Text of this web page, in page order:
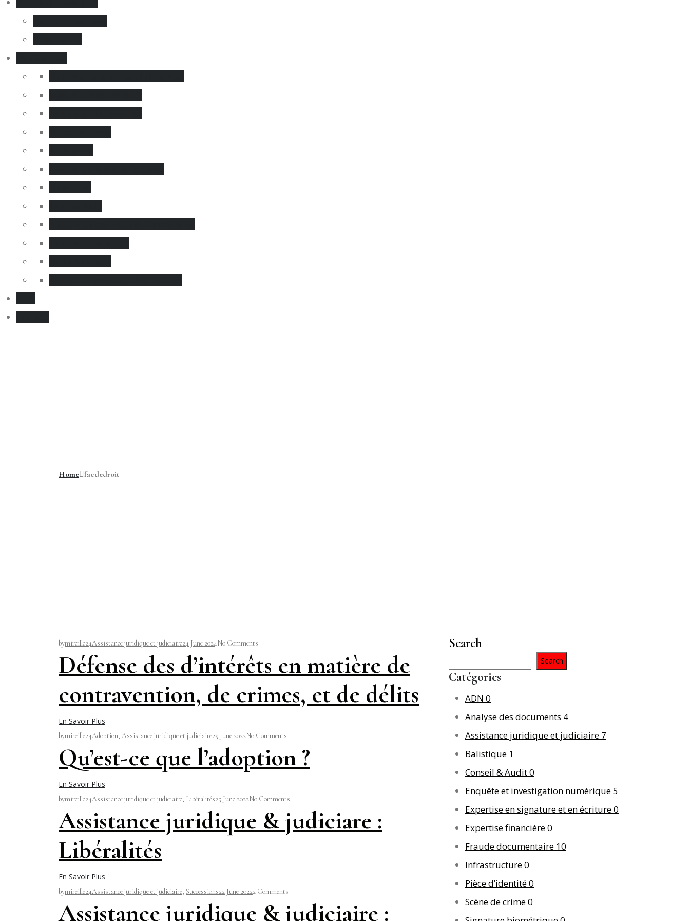
Home facdedroit
bymireille24Assistance juridique et judiciaire24 June 2024No Comments
Défense des d’intérêts en matière de
contravention, de crimes, et de délits
En Savoir Plus
bymireille24Adoption, Assistance juridique et judiciaire25 June 2022No Comments
Qu’est-ce que l’adoption ?
En Savoir Plus
bymireille24Assistance juridique et judiciaire, Libéralités25 June 2022No Comments
Assistance juridique & judiciare :
Libéralités
En Savoir Plus
bymireille24Assistance juridique et judiciaire, Successions22 June 20222 Comments
Assistance juridique & judiciaire :
Search
Search
Catégories
ADN 0
Analyse des documents 4
Assistance juridique et judiciaire 7
Balistique 1
Conseil & Audit0
Enquête et investigation numérique5
Expertise en signature et en écriture0
Expertise financière0
Fraude documentaire 10
Infrastructure0
Pièce d’identité0
Scène de crime0